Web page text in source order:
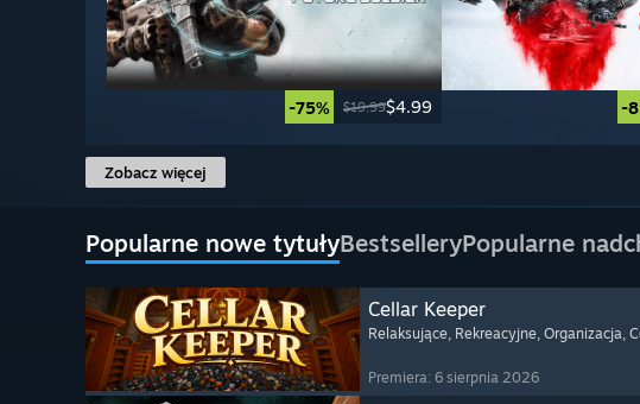
-75% $19.99$4.99 -
Zobacz więcej
Popularne nowe tytułyBestselleryPopularne
Cellar Keeper
Relaksujące, Rekreacyjne, Organizacja,
Premiera: 6 sierpnia 2026